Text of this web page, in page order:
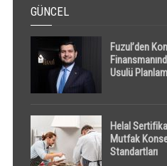
GÜNCEL
Fuzul’den
Usulü
Helal
Mutfak
Standartları